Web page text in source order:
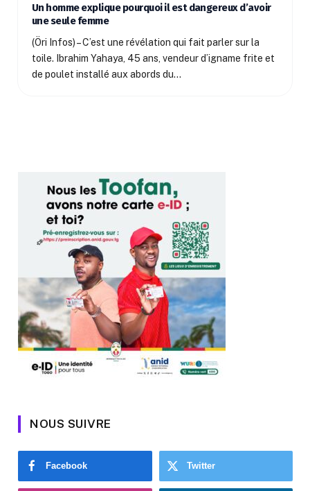
Un homme explique pourquoi il est dangereux d’avoir
une seule femme
(Öri Infos) – C’est une révélation qui fait parler sur la
toile. Ibrahim Yahaya, 45 ans, vendeur d’igname frite et
de poulet installé aux abords du…
NOUS SUIVRE
Facebook Twitter